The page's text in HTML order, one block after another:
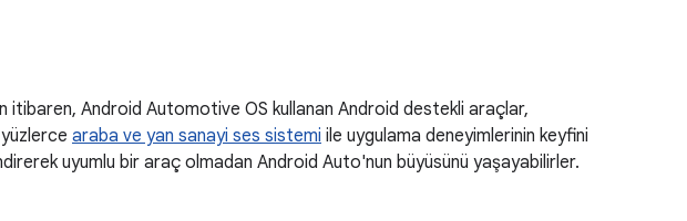
itibaren, Android Automotive OS kullanan Android destekli araçlar,
araba ve yan sanayi ses sistemi ile uygulama deneyimlerinin keyfini
uyumlu bir araç olmadan Android Auto'nun büyüsünü yaşayabilirler.